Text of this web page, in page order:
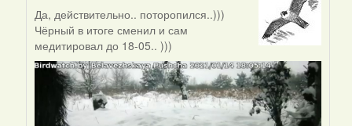
In
reply
to
by
Lighty
Да, действительно.. поторопился..)))
Чёрный в итоге сменил и сам
медитировал до 18-05.. )))